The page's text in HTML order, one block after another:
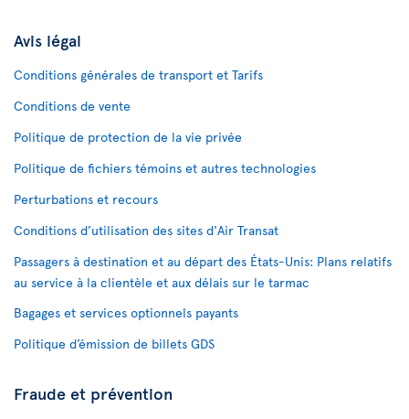
Avis légal
Conditions générales de transport et Tarifs
Conditions de vente
Politique de protection de la vie privée
Politique de fichiers témoins et autres technologies
Perturbations et recours
Conditions d’utilisation des sites d'Air Transat
Passagers à destination et au départ des États-Unis: Plans relatifs
au service à la clientèle et aux délais sur le tarmac
Bagages et services optionnels payants
Politique d’émission de billets GDS
Fraude et prévention